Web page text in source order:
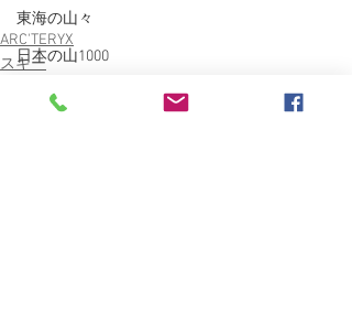
東海の山々
日本の山1000
無題のカテゴリー登山ガイド
ARC'TERYX
スキー
かぐらスキー場